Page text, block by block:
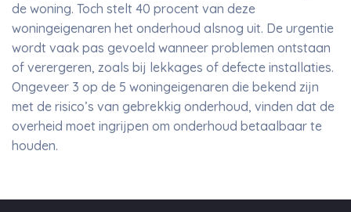
de woning. Toch stelt 40 procent van deze
woningeigenaren het onderhoud alsnog uit. De urgentie
wordt vaak pas gevoeld wanneer problemen ontstaan
of verergeren, zoals bij lekkages of defecte installaties.
Ongeveer 3 op de 5 woningeigenaren die bekend zijn
met de risico’s van gebrekkig onderhoud, vinden dat de
overheid moet ingrijpen om onderhoud betaalbaar te
houden.